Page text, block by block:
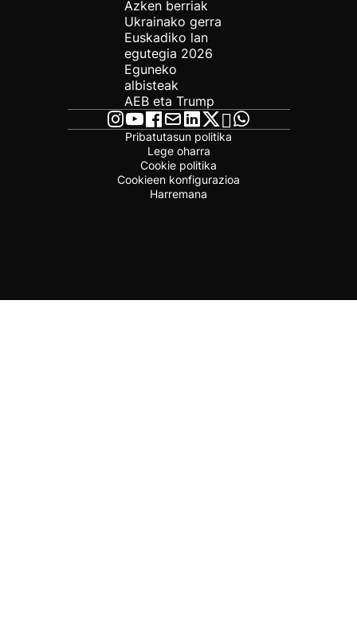
Azken berriak
Ukrainako gerra
Euskadiko lan
egutegia 2026
Eguneko
albisteak
AEB eta Trump
Pribatutasun politika
Lege oharra
Cookie politika
Cookieen konfigurazioa
Harremana